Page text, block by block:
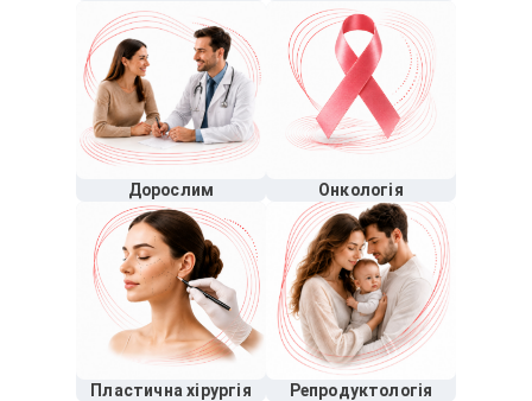
Дорослим Онкологія
Пластична хірургія Репродуктологія